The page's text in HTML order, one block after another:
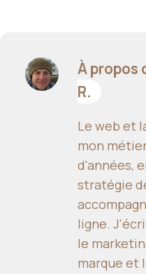
À propos
R.
Le web et
mon
d'années,
stratégie
ligne.
le
marque et